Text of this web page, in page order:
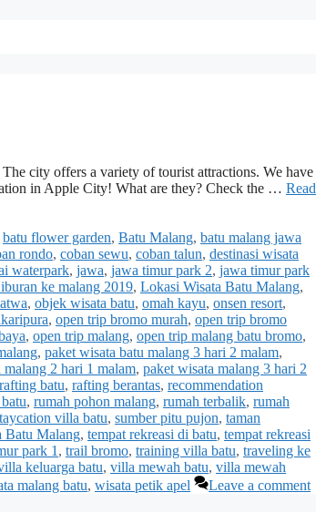
city offers a variety of tourist attractions. We have
in Apple City! What are they? Check the … Read
batu flower garden, Batu Malang, batu malang jawa
rondo, coban sewu, coban talun, destinasi wisata
waterpark, jawa, jawa timur park 2, jawa timur park
ke malang 2019, Lokasi Wisata Batu Malang,
, objek wisata batu, omah kayu, onsen resort,
, open trip bromo murah, open trip bromo
, open trip malang, open trip malang batu bromo,
, paket wisata batu malang 3 hari 2 malam,
malang 2 hari 1 malam, paket wisata malang 3 hari 2
rafting batu, rafting berantas, recommendation
, rumah pohon malang, rumah terbalik, rumah
villa batu, sumber pitu pujon, taman
Batu Malang, tempat rekreasi di batu, tempat rekreasi
park 1 , trail bromo, training villa batu, traveling ke
keluarga batu, villa mewah batu, villa mewah
malang batu, wisata petik apel Leave a comment